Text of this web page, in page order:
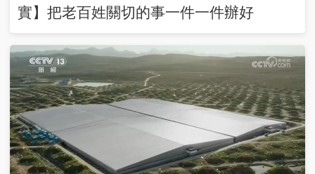
實】把老百姓關切的事一件一件辦好